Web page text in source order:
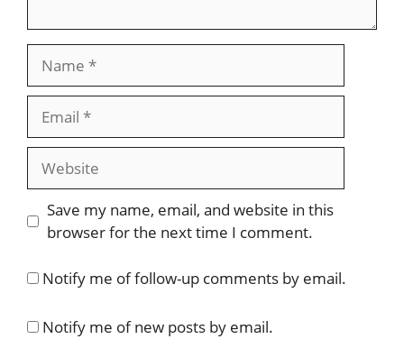
Website
Save my name, email, and website in this
browser for the next time I comment.
Notify me of follow-up comments by email.
Notify me of new posts by email.